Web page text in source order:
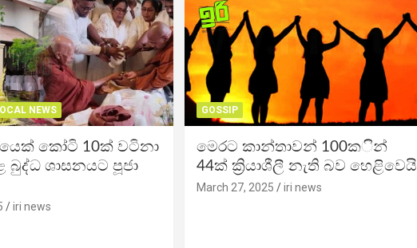
NEWS
කෝටි 10ක් වටිනා
බුද්ධ ශාසනයට පූජා
iri news
GOSSIP
මෙරට කාන්තාවන් 100කින්
44ක් ක්‍රියාශීලී නැති බව හෙළිවෙයි
March 27, 2025 iri news